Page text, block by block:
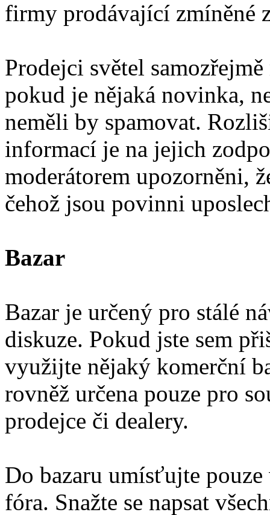
firmy prodávající zmíněné
Prodejci světel
pokud je nějaká novinka,
neměli by spamovat.
informací je na jejich
moderátorem upozorněni,
čehož jsou povinni
Bazar
Bazar je určený pro stálé
diskuze. Pokud jste sem
využijte nějaký komerční
rovněž určena pouze pro
prodejce či dealery.
Do bazaru umísťujte
fóra. Snažte se napsat